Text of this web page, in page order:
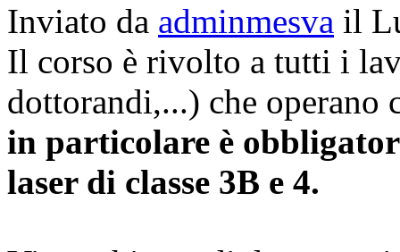
Inviato da adminmesva il
Il corso è rivolto a tutti i
dottorandi,...) che operano
in particolare è
laser di classe 3B e 4.